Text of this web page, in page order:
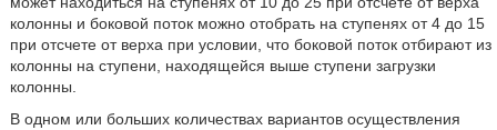
колонны и боковой поток можно отобрать на ступенях от 4 до 15
при отсчете от верха при условии, что боковой поток отбирают из
колонны на ступени, находящейся выше ступени загрузки
колонны.
В одном или больших количествах вариантов осуществления